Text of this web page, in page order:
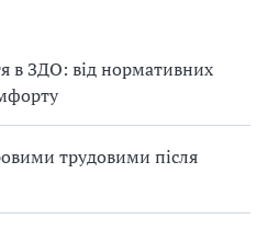
в ЗДО: від нормативних
трудовими після